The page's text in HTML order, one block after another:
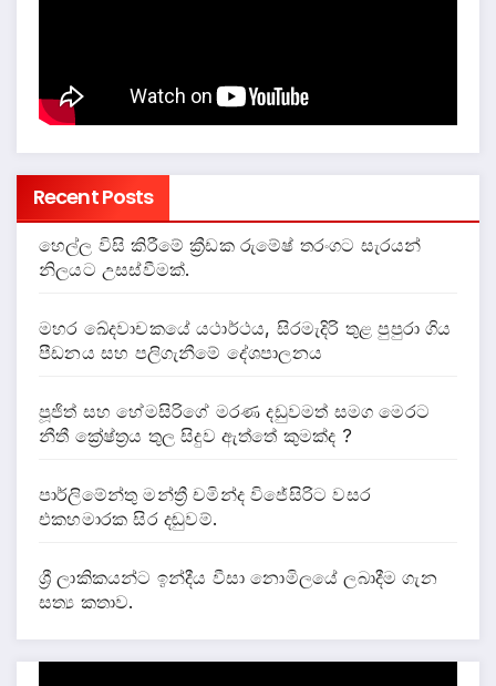
Recent Posts
හෙල්ල විසි කිරීමේ ක්‍රීඩක රුමේෂ් තරංගට සැරයන්
නිලයට උසස්වීමක්.
මහර ඛේදවාචකයේ යථාර්ථය, සිරමැදිරි තුළ පුපුරා ගිය
පීඩනය සහ පලිගැනීමේ දේශපාලනය
පූජිත් සහ හේමසිරිගේ මරණ දඩුවමත් සමග මෙරට
නීතී ක්‍රේෂ්ත්‍රය තුල සිදුව ඇත්තේ කුමක්ද ?
පාර්ලිමේන්තු මන්ත්‍රී චමින්ද විජේසිරිට වසර
එකහමාරක සිර දඬුවම්.
ශ්‍රී ලාකිකයන්ට ඉන්දීය වීසා නොමිලයේ ලබාදීම ගැන
සත්‍ය කතාව.